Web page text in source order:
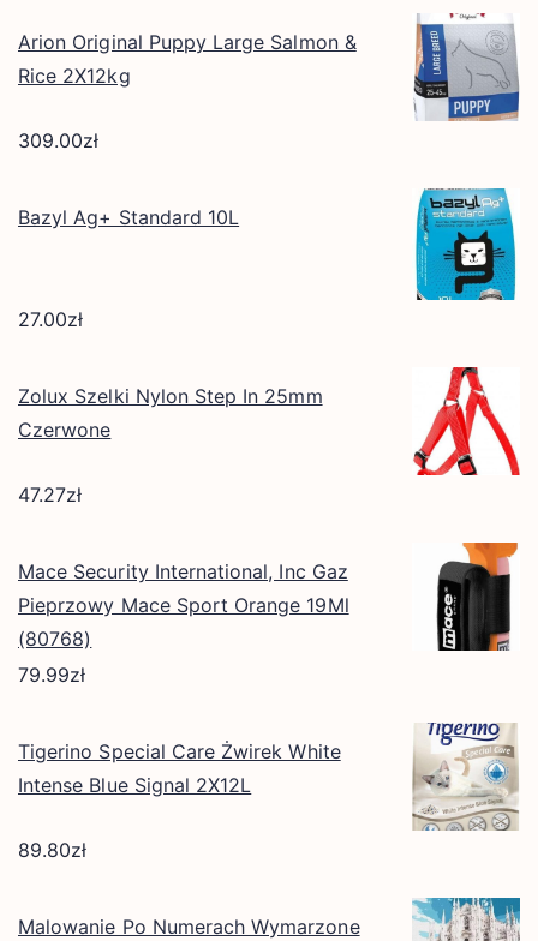
Arion Original Puppy Large Salmon &
Rice 2X12kg
309.00zł
Bazyl Ag+ Standard 10L
27.00zł
Zolux Szelki Nylon Step In 25mm
Czerwone
47.27zł
Mace Security International, Inc Gaz
Pieprzowy Mace Sport Orange 19Ml
(80768)
79.99zł
Tigerino Special Care Żwirek White
Intense Blue Signal 2X12L
89.80zł
Malowanie Po Numerach Wymarzone